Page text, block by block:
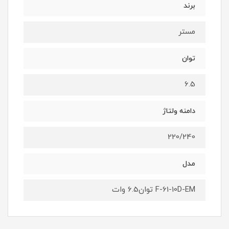
برند
مستر
توان
6.5
دامنه ولتاژ
220/240
مدل
F-61-10D-EM توان6.5 وات